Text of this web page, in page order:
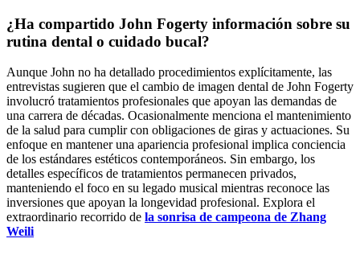
¿Ha compartido John Fogerty información sobre su
rutina dental o cuidado bucal?
Aunque John no ha detallado procedimientos explícitamente, las
entrevistas sugieren que el cambio de imagen dental de John Fogerty
involucró tratamientos profesionales que apoyan las demandas de
una carrera de décadas. Ocasionalmente menciona el mantenimiento
de la salud para cumplir con obligaciones de giras y actuaciones. Su
enfoque en mantener una apariencia profesional implica conciencia
de los estándares estéticos contemporáneos. Sin embargo, los
detalles específicos de tratamientos permanecen privados,
manteniendo el foco en su legado musical mientras reconoce las
inversiones que apoyan la longevidad profesional. Explora el
extraordinario recorrido de la sonrisa de campeona de Zhang
Weili